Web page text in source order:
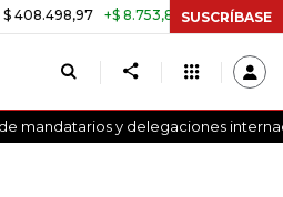
+$ 8.753,81 +2,19% TASA DE
SUSCRÍBASE
mandatarios y delegaciones